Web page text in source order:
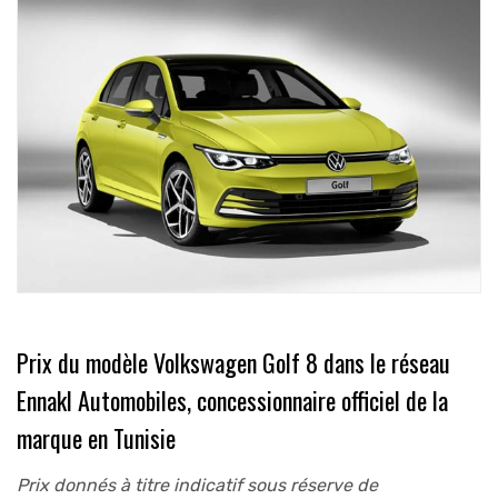
Prix du modèle Volkswagen Golf 8 dans le réseau
Ennakl Automobiles, concessionnaire officiel de la
marque en Tunisie
Prix donnés à titre indicatif sous réserve de